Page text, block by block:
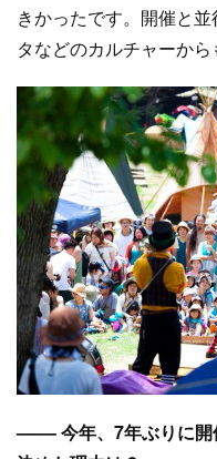
きかったです。開催と
タなどのカルチャーから
–––– 今年、7年ぶりに